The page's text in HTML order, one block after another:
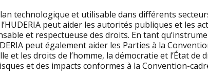
technologique et utilisable dans différents
peut aider les autorités publiques et les
et respectueuse des droits. En tant
peut également aider les Parties à la
et les droits de l’homme, la démocratie et l’État de
et des impacts conformes à la Convention-